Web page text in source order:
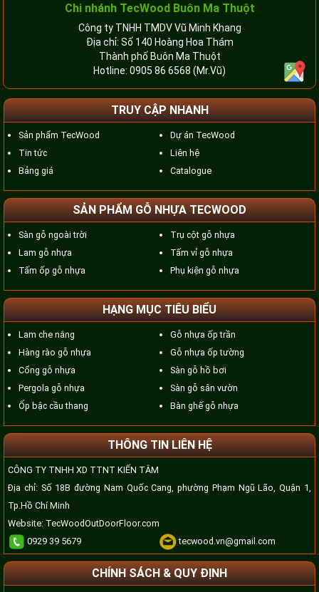
Chi nhánh TecWood Buôn Ma Thuột
Công ty TNHH TMDV Vũ Minh Khang
Địa chỉ: Số 140 Hoàng Hoa Thám
Thành phố Buôn Ma Thuột
Hotline: 0905 86 6568 (Mr.Vũ)
TRUY CẬP NHANH
Sản phẩm TecWood
Tin tức
Bảng giá
Dự án TecWood
Liên hệ
Catalogue
SẢN PHẨM GỖ NHỰA TECWOOD
Sàn gỗ ngoài trời
Lam gỗ nhựa
Tấm ốp gỗ nhựa
Trụ cột gỗ nhựa
Tấm vỉ gỗ nhựa
Phụ kiện gỗ nhựa
HẠNG MỤC TIÊU BIỂU
Lam che nắng
Hàng rào gỗ nhựa
Cổng gỗ nhựa
Pergola gỗ nhựa
Ốp bậc cầu thang
Gỗ nhựa ốp trần
Gỗ nhựa ốp tường
Sàn gỗ hồ bơi
Sàn gỗ sân vườn
Bàn ghế gỗ nhựa
THÔNG TIN LIÊN HỆ
CÔNG TY TNHH XD TTNT KIẾN TÂM
Địa chỉ: Số 18B đường Nam Quốc Cang, phường Phạm Ngũ Lão, Quận 1,
Tp.Hồ Chí Minh
Website: TecWoodOutDoorFloor.com
0929 39 5679
tecwood.vn@gmail.com
CHÍNH SÁCH & QUY ĐỊNH